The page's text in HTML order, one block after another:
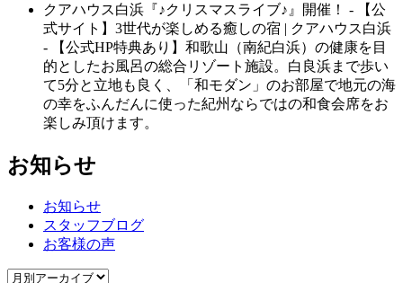
クアハウス白浜『♪クリスマスライブ♪』開催！ - 【公
式サイト】3世代が楽しめる癒しの宿 | クアハウス白浜
- 【公式HP特典あり】和歌山（南紀白浜）の健康を⽬
的としたお⾵呂の総合リゾート施設。白良浜まで歩い
て5分と立地も良く、「和モダン」のお部屋で地元の海
の幸をふんだんに使った紀州ならではの和⾷会席をお
楽しみ頂けます。
お知らせ
お知らせ
スタッフブログ
お客様の声